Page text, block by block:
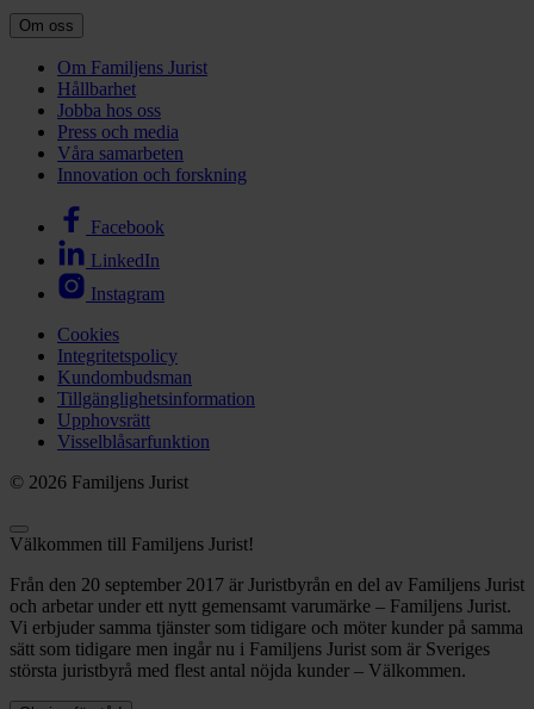
Om oss
Om Familjens Jurist
Hållbarhet
Jobba hos oss
Press och media
Våra samarbeten
Innovation och forskning
Facebook
LinkedIn
Instagram
Cookies
Integritetspolicy
Kundombudsman
Tillgänglighetsinformation
Upphovsrätt
Visselblåsarfunktion
© 2026 Familjens Jurist
Välkommen till Familjens Jurist!
Från den 20 september 2017 är Juristbyrån en del av Familjens Jurist
och arbetar under ett nytt gemensamt varumärke – Familjens Jurist.
Vi erbjuder samma tjänster som tidigare och möter kunder på samma
sätt som tidigare men ingår nu i Familjens Jurist som är Sveriges
största juristbyrå med flest antal nöjda kunder – Välkommen.